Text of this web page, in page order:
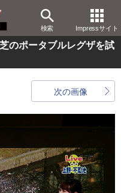
検索 Impressサイト
のポータブルレグザを試
次の画像